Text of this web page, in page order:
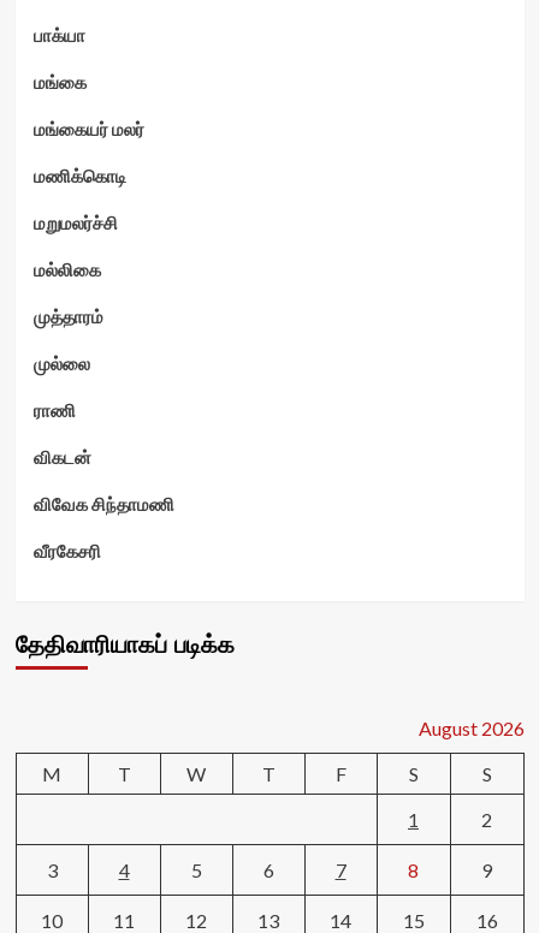
பாக்யா
மங்கை
மங்கையர் மலர்
மணிக்கொடி
மறுமலர்ச்சி
மல்லிகை
முத்தாரம்
முல்லை
ராணி
விகடன்
விவேக சிந்தாமணி
வீரகேசரி
தேதிவாரியாகப் படிக்க
August 2026
M
T W T F S
S
1
2
3 4 5 6 7 8 9
10 11 12 13 14 15 16